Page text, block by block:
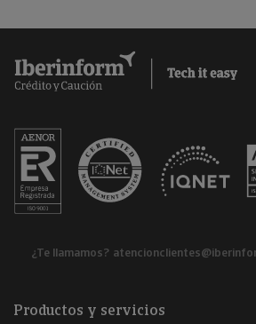
¿Te llamamos?
Productos y servicios